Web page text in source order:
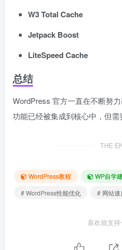
W3 Total Cache
Jetpack Boost
LiteSpeed Cache
总结
WordPress 官方一直在不断努
功能已经被集成到核心中，但需
THE
WordPress教程 WP自学
# WordPress性能优化
# 网站
喜欢就支